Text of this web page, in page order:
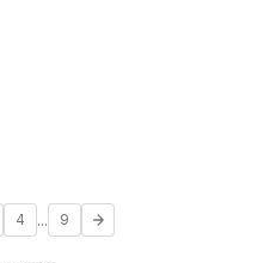
4 ... 9